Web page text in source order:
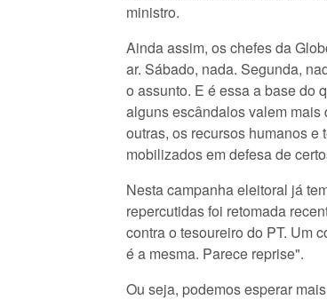
ministro.
Ainda assim, os chefes da
ar. Sábado, nada. Segunda,
o assunto. E é essa a base do
alguns escândalos valem
outras, os recursos humanos
mobilizados em defesa de
Nesta campanha eleitoral já
repercutidas foi retomada
contra o tesoureiro do PT. Um
é a mesma. Parece reprise".
Ou seja, podemos esperar